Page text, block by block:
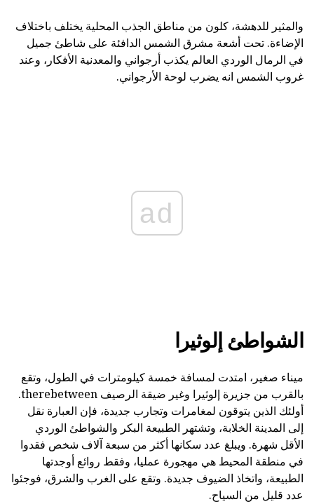
والمثير للدهشة، كلون من مناطق الجذب المحلية يختلف باختلاف
الإضاءة. تحت أشعة مشرق الشمس الدافئة على شاطئ جميل
في الرمال الوردي العالم يكذب أرجواني والمعدنية الأفكار، وعند
غروب الشمس انه يضرب لوحة الأرجواني.
ad
الشواطئ إلوثيرا
ميناء صغير، امتدت لمسافة خمسة كيلومترات في الطول، وتقع
بالقرب من جزيرة إلوثيرا وغير ضيقة الرصيف therebetween.
أولئك الذين يتوقون لمغامرات وتجارب جديدة، فإن العبارة نقل
إلى المدينة الخلابة، وتشتهر الطبيعة البكر والشواطئ الوردي
الأقل شهرة. ويبلغ عدد سكانها أكثر من سبعة آلاف شخص فقدوا
في منطقة المحيط هي مهجورة عمليا، وفقط روائع أوجدتها
الطبيعة، واتخاذ الضيوف جديدة. وتقع على الغرب والشرق، فوجئوا
عدد قليل من السياح.